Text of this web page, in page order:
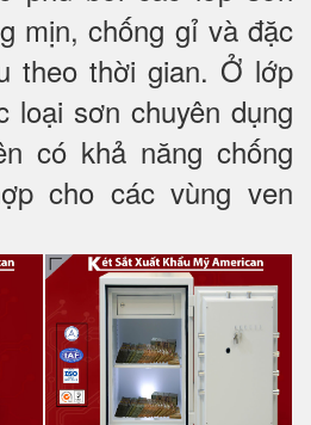
mịn, chống gỉ và đặc
theo thời gian. Ở lớp
loại sơn chuyên dụng
có khả năng chống
cho các vùng ven